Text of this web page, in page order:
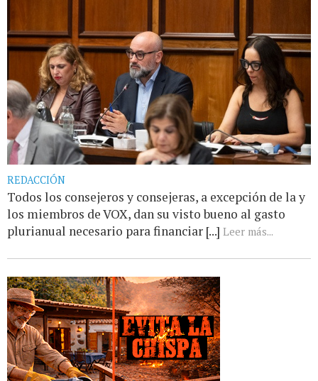
REDACCIÓN
Todos los consejeros y consejeras, a excepción de la y
los miembros de VOX, dan su visto bueno al gasto
plurianual necesario para financiar [...] Leer más...